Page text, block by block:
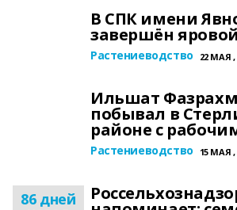
В СПК имени
завершён
Растениеводство 22 МАЯ ,
Ильшат
побывал в
районе с
Растениеводство 15 МАЯ ,
86 дней